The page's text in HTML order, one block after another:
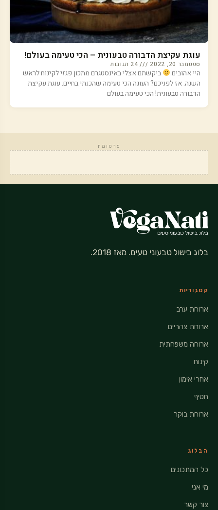
עוגת עקיצת הדבורה טבעונית – הכי טעימה בעולם!
ספטמבר 20, 2022 24 תגובות
היי אהובים
ביקשתם אצלי באינסטגרם מתכון פגזי לקינוח לראש
השנה. אז לפניכם? העוגה הכי טעימה שהכנתי בחיים. עוגת עקיצת
הדבורה טבעונית! הכי טעימה בעולם
פרסומת
בלוג בישול טבעוני טעים. מאז 2018.
קטגוריות
ארוחת ערב
ארוחת צהריים
ארוחה משפחתית
קינוח
אחרי אימון
חטיף
ארוחת בוקר
הבלוג
כל המתכונים
מי אני
צור קשר